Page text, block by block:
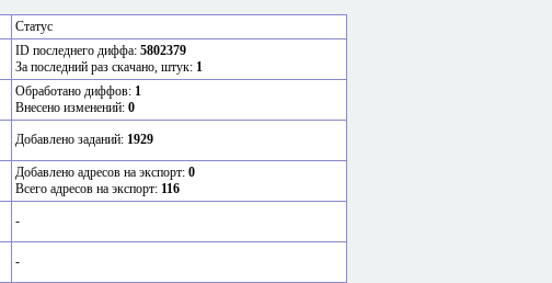
Статус
ID последнего диффа: 5802379
За последний раз скачано, штук: 1
Обработано диффов: 1
Внесено изменений: 0
Добавлено заданий: 1929
Добавлено адресов на экспорт: 0
Всего адресов на экспорт: 116
-
-